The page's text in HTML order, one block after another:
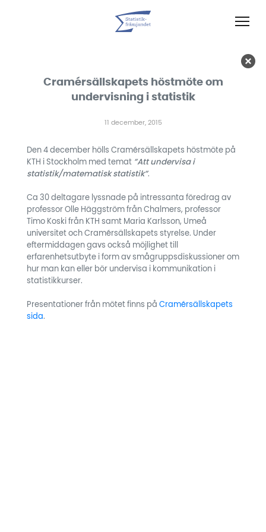
Cramérsällskapets höstmöte om
undervisning i statistik
11 december, 2015
Den 4 december hölls Cramérsällskapets höstmöte på
KTH i Stockholm med temat ”Att undervisa i
statistik/matematisk statistik”.
Ca 30 deltagare lyssnade på intressanta föredrag av
professor Olle Häggström från Chalmers, professor
Timo Koski från KTH samt Maria Karlsson, Umeå
universitet och Cramérsällskapets styrelse. Under
eftermiddagen gavs också möjlighet till
erfarenhetsutbyte i form av smågruppsdiskussioner om
hur man kan eller bör undervisa i kommunikation i
statistikkurser.
Presentationer från mötet finns på Cramérsällskapets
sida.